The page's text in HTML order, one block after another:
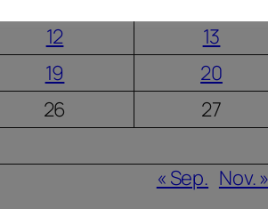
12 13
19 20
26 27
« Sep. Nov. »